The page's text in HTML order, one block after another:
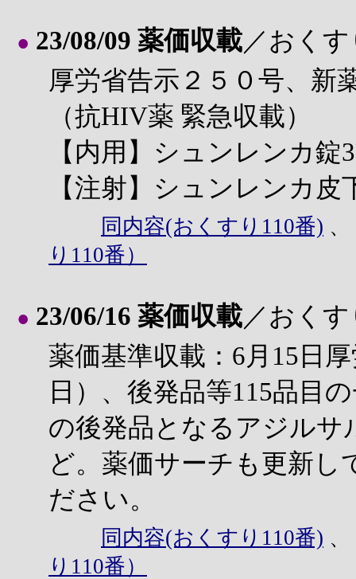
● 23/08/09 薬価収載／おく
厚労省告示２５０号、新
（抗HIV薬 緊急収載）
【内用】シュンレンカ錠
【注射】シュンレンカ皮
同内容(おくすり110番)
り110番）
● 23/06/16 薬価収載／おく
薬価基準収載：6月15日
日）、後発品等115品目
の後発品となるアジルサ
ど。薬価サーチも更新
ださい。
同内容(おくすり110番)
り110番）